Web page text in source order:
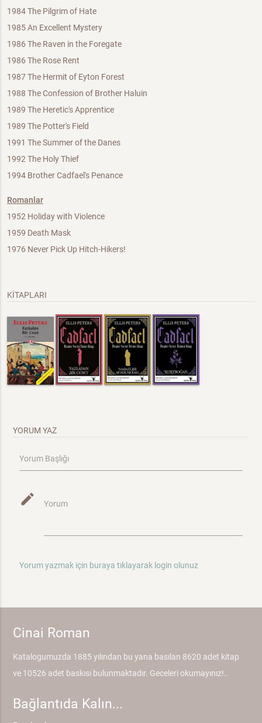
1984 The Pilgrim of Hate
1985 An Excellent Mystery
1986 The Raven in the Foregate
1986 The Rose Rent
1987 The Hermit of Eyton Forest
1988 The Confession of Brother Haluin
1989 The Heretic's Apprentice
1989 The Potter's Field
1991 The Summer of the Danes
1992 The Holy Thief
1994 Brother Cadfael's Penance
Romanlar
1952 Holiday with Violence
1959 Death Mask
1976 Never Pick Up Hitch-Hikers!
KİTAPLARI
YORUM YAZ
Yorum Başlığı
mode_edit Yorum
Yorum yazmak için buraya tıklayarak login olunuz
Cinai Roman
Katalogumuzda 1885 yılından bu yana basılan 8620 adet kitap
ve 10526 adet baskısı bulunmaktadır. Geceleri okumayınız!..
Bağlantıda Kalın...